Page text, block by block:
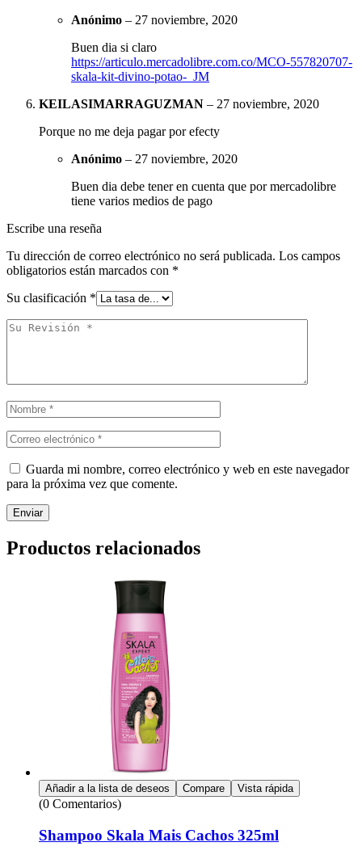
Anónimo – 27 noviembre, 2020
Buen dia si claro
https://articulo.mercadolibre.com.co/MCO-557820707-
skala-kit-divino-potao-_JM
KEILASIMARRAGUZMAN – 27 noviembre, 2020
Porque no me deja pagar por efecty
Anónimo – 27 noviembre, 2020
Buen dia debe tener en cuenta que por mercadolibre
tiene varios medios de pago
Escribe una reseña
Tu dirección de correo electrónico no será publicada. Los campos
obligatorios están marcados con *
Su clasificación *
Guarda mi nombre, correo electrónico y web en este navegador
para la próxima vez que comente.
Enviar
Productos relacionados
Añadir a la lista de deseos Compare Vista rápida
(0 Comentarios)
Shampoo Skala Mais Cachos 325ml